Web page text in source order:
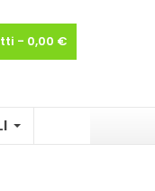
- 0,00 €